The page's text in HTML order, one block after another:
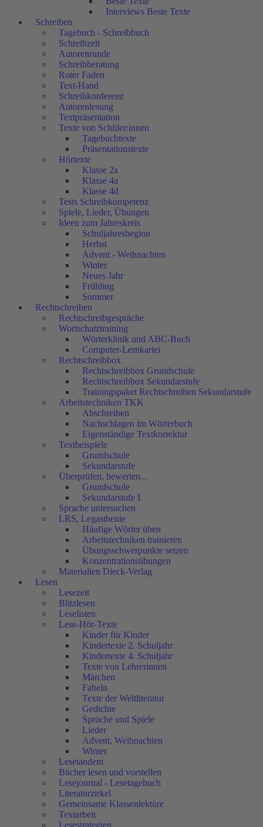
Interviews Beste Texte
Schreiben
Tagebuch - Schreibbuch
Schreibzeit
Autorenrunde
Schreibberatung
Roter Faden
Text-Hand
Schreibkonferenz
Autorenlesung
Textpräsentation
Texte von Schüler:innen
Tagebuchtexte
Präsentationstexte
Hörtexte
Klasse 2a
Klasse 4a
Klasse 4d
Tests Schreibkompetenz
Spiele, Lieder, Übungen
Ideen zum Jahreskreis
Schuljahresbeginn
Herbst
Advent - Weihnachten
Winter
Neues Jahr
Frühling
Sommer
Rechtschreiben
Rechtschreibgespräche
Wortschatztraining
Wörterklinik und ABC-Buch
Computer-Lernkartei
Rechtschreibbox
Rechtschreibbox Grundschule
Rechtschreibbox Sekundarstufe
Trainingspaket Rechtschreiben Sekundarstufe
Arbeitstechniken TKK
Abschreiben
Nachschlagen im Wörterbuch
Eigenständige Textkorrektur
Textbeispiele
Grundschule
Sekundarstufe
Überprüfen, bewerten...
Grundschule
Sekundarstufe I
Sprache untersuchen
LRS, Legasthenie
Häufige Wörter üben
Arbeitstechniken trainieren
Übungsschwerpunkte setzen
Konzentrationsübungen
Materialien Dieck-Verlag
Lesen
Lesezeit
Blitzlesen
Leselisten
Lese-Hör-Texte
Kinder für Kinder
Kindertexte 2. Schuljahr
Kindertexte 4. Schuljahr
Texte von Lehrerinnen
Märchen
Fabeln
Texte der Weltliteratur
Gedichte
Sprüche und Spiele
Lieder
Advent, Weihnachten
Winter
Lesetandem
Bücher lesen und vorstellen
Lesejournal - Lesetagebuch
Literaturzirkel
Gemeinsame Klassenlektüre
Textarbeit
Lesestrategien